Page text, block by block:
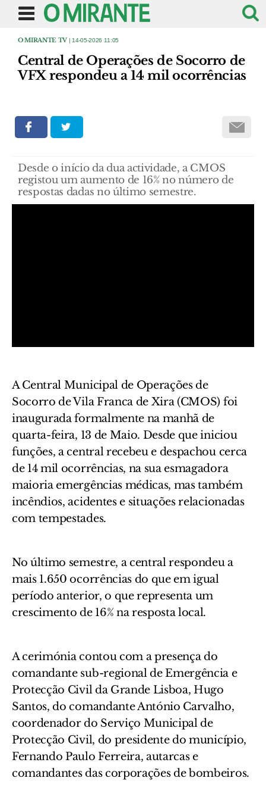
O MIRANTE TV | 14-05-2026 11:05
Central de Operações de Socorro de
VFX respondeu a 14 mil ocorrências
Desde o início da dua actividade, a CMOS
registou um aumento de 16% no número de
respostas dadas no último semestre.
A Central Municipal de Operações de
Socorro de Vila Franca de Xira (CMOS) foi
inaugurada formalmente na manhã de
quarta-feira, 13 de Maio. Desde que iniciou
funções, a central recebeu e despachou cerca
de 14 mil ocorrências, na sua esmagadora
maioria emergências médicas, mas também
incêndios, acidentes e situações relacionadas
com tempestades.
No último semestre, a central respondeu a
mais 1.650 ocorrências do que em igual
período anterior, o que representa um
crescimento de 16% na resposta local.
A cerimónia contou com a presença do
comandante sub-regional de Emergência e
Protecção Civil da Grande Lisboa, Hugo
Santos, do comandante António Carvalho,
coordenador do Serviço Municipal de
Protecção Civil, do presidente do município,
Fernando Paulo Ferreira, autarcas e
comandantes das corporações de bombeiros.